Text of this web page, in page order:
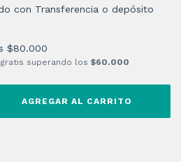
con Transferencia o depósito
$80.000
gratis superando los $60.000